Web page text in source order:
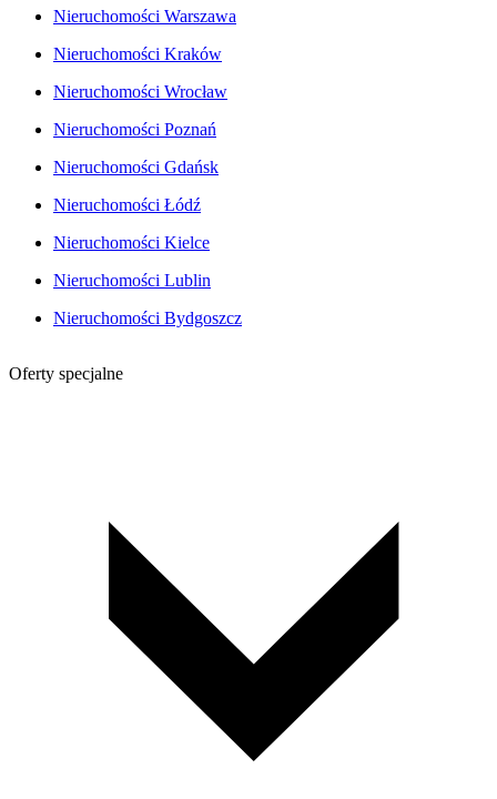
Nieruchomości Warszawa
Nieruchomości Kraków
Nieruchomości Wrocław
Nieruchomości Poznań
Nieruchomości Gdańsk
Nieruchomości Łódź
Nieruchomości Kielce
Nieruchomości Lublin
Nieruchomości Bydgoszcz
Oferty specjalne